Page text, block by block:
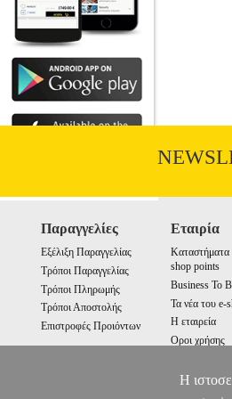
Παραγγελίες
Εξέλιξη Παραγγελίας
Τρόποι Παραγγελίας
Τρόποι Πληρωμής
Τρόποι Αποστολής
Επιστροφές Προιόντων
Εταιρία
Καταστήματα
shop points
Business To
Τα νέα του e-
Η εταιρεία
Οροι χρήσης
Η